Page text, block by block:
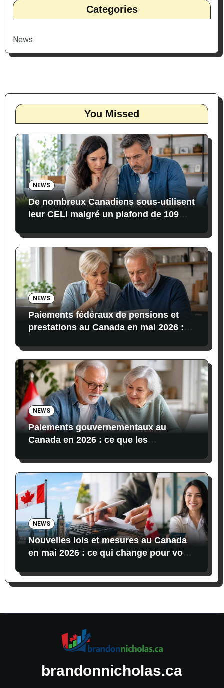
Categories
News
You Missed
NEWS
De nombreux Canadiens sous-utilisent
leur CELI malgré un plafond de 109
NEWS
Paiements fédéraux de pensions et
prestations au Canada en mai 2026 :
NEWS
Paiements gouvernementaux au
Canada en 2026 : ce que les
NEWS
Nouvelles lois et mesures au Canada
en mai 2026 : ce qui change pour vos
brandonnicholas.ca